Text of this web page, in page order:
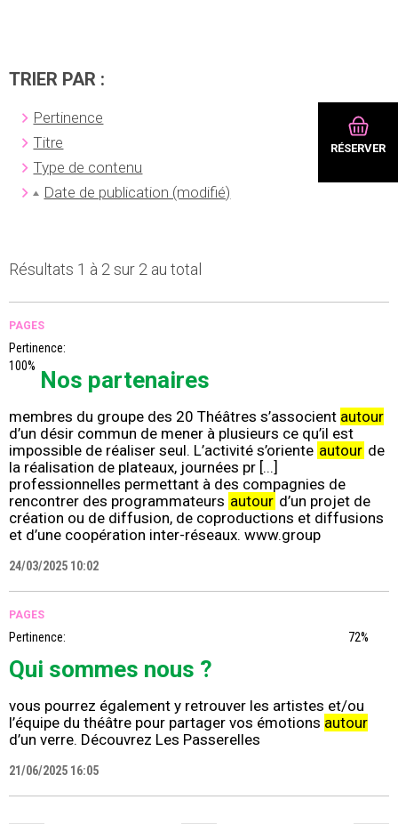
RÉSERVER
TRIER PAR :
Pertinence
Titre
Type de contenu
Date de publication (modifié)
Résultats 1 à 2 sur 2 au total
PAGES
Pertinence:
100%
Nos partenaires
membres du groupe des 20 Théâtres s’associent autour
d’un désir commun de mener à plusieurs ce qu’il est
impossible de réaliser seul. L’activité s’oriente autour de
la réalisation de plateaux, journées pr [...]
professionnelles permettant à des compagnies de
rencontrer des programmateurs autour d’un projet de
création ou de diffusion, de coproductions et diffusions
et d’une coopération inter-réseaux. www.group
24/03/2025 10:02
PAGES
Pertinence: 72%
Qui sommes nous ?
vous pourrez également y retrouver les artistes et/ou
l’équipe du théâtre pour partager vos émotions autour
d’un verre. Découvrez Les Passerelles
21/06/2025 16:05